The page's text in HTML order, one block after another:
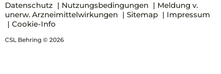
Datenschutz Nutzungsbedingungen
Meldung v.
unerw. Arzneimittelwirkungen
Sitemap
Impressum
Cookie-Info
CSL Behring © 2026